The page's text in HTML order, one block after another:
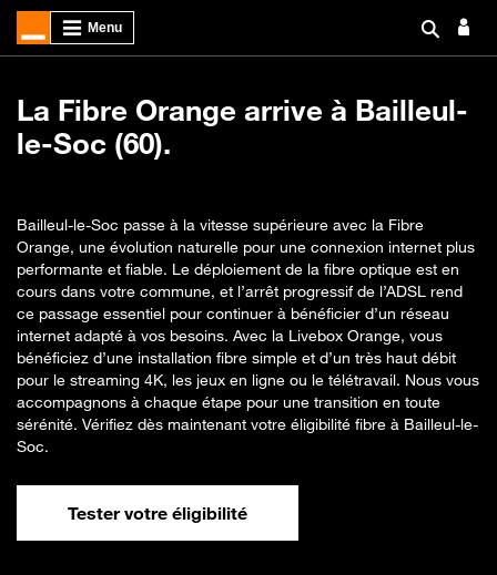
La Fibre Orange arrive à Bailleul-
le-Soc (60).
Bailleul-le-Soc passe à la vitesse supérieure avec la Fibre
Orange, une évolution naturelle pour une connexion internet plus
performante et fiable. Le déploiement de la fibre optique est en
cours dans votre commune, et l’arrêt progressif de l’ADSL rend
ce passage essentiel pour continuer à bénéficier d’un réseau
internet adapté à vos besoins. Avec la Livebox Orange, vous
bénéficiez d’une installation fibre simple et d’un très haut débit
pour le streaming 4K, les jeux en ligne ou le télétravail. Nous vous
accompagnons à chaque étape pour une transition en toute
sérénité. Vérifiez dès maintenant votre éligibilité fibre à Bailleul-le-
Soc.
Tester votre éligibilité